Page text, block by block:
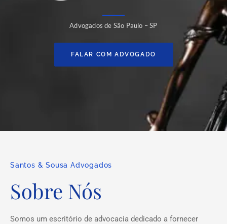
Advogados de São Paulo – SP
FALAR COM ADVOGADO
Santos & Sousa Advogados
Sobre Nós
Somos um escritório de advocacia dedicado a fornecer